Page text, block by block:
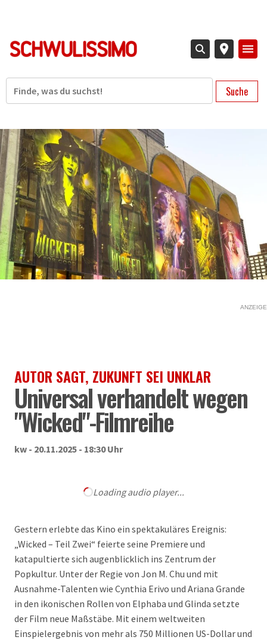
Suche
ANZEIGE
AUTOR SAGT, ZUKUNFT SEI UNKLAR
Universal verhandelt wegen
"Wicked"-Filmreihe
kw - 20.11.2025 - 18:30 Uhr
Loading audio player...
Gestern erlebte das Kino ein spektakuläres Ereignis:
„Wicked – Teil Zwei“ feierte seine Premiere und
katapultierte sich augenblicklich ins Zentrum der
Popkultur. Unter der Regie von Jon M. Chu und mit
Ausnahme-Talenten wie Cynthia Erivo und Ariana Grande
in den ikonischen Rollen von Elphaba und Glinda setzte
der Film neue Maßstäbe. Mit einem weltweiten
Einspielergebnis von mehr als 750 Millionen US-Dollar und